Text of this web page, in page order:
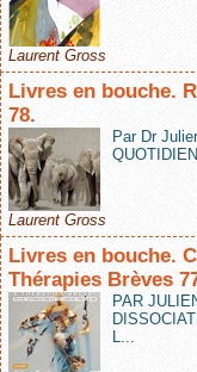
Laurent Gross
Livres en bouche.
78.
Par Dr
Laurent Gross
Livres en bouche.
Thérapies Brèves
PAR
L...